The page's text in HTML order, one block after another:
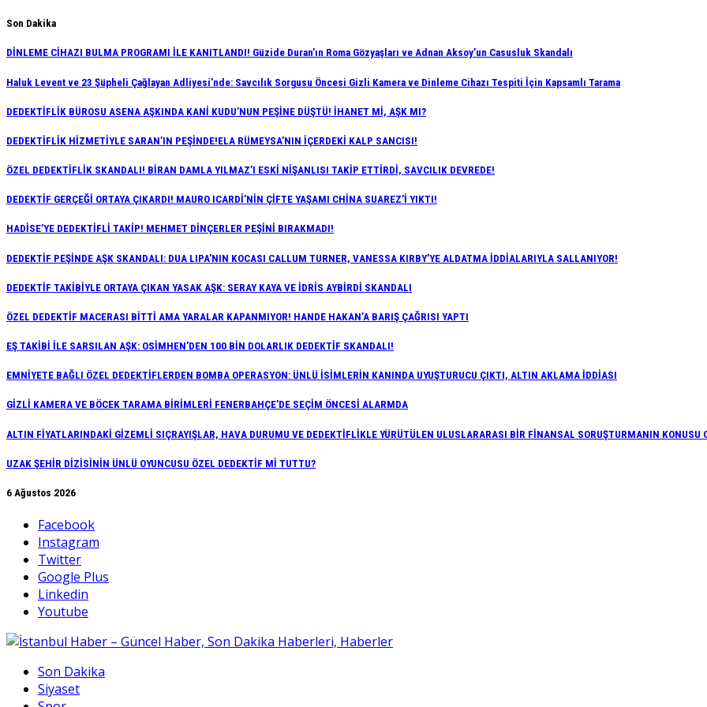
Skip
to
content
Son Dakika
DİNLEME CİHAZI BULMA PROGRAMI İLE KANITLANDI! Güzide Duran’ın Roma Gözyaşları ve Adnan Aksoy’un Casusluk Skandalı
Haluk Levent ve 23 Şüpheli Çağlayan Adliyesi’nde: Savcılık Sorgusu Öncesi Gizli Kamera ve Dinleme Cihazı Tespiti İçin Kapsamlı Tarama
DEDEKTİFLİK BÜROSU ASENA AŞKINDA KANİ KUDU’NUN PEŞİNE DÜŞTÜ! İHANET Mİ, AŞK MI?
DEDEKTİFLİK HİZMETİYLE SARAN’IN PEŞİNDE!ELA RÜMEYSA’NIN İÇERDEKİ KALP SANCISI!
ÖZEL DEDEKTİFLİK SKANDALI! BİRAN DAMLA YILMAZ’I ESKİ NİŞANLISI TAKİP ETTİRDİ, SAVCILIK DEVREDE!
DEDEKTİF GERÇEĞİ ORTAYA ÇIKARDI! MAURO ICARDİ’NİN ÇİFTE YAŞAMI CHİNA SUAREZ’İ YIKTI!
HADİSE’YE DEDEKTİFLİ TAKİP! MEHMET DİNÇERLER PEŞİNİ BIRAKMADI!
DEDEKTİF PEŞİNDE AŞK SKANDALI: DUA LIPA’NIN KOCASI CALLUM TURNER, VANESSA KIRBY’YE ALDATMA İDDİALARIYLA SALLANIYOR!
DEDEKTİF TAKİBİYLE ORTAYA ÇIKAN YASAK AŞK: SERAY KAYA VE İDRİS AYBİRDİ SKANDALI
ÖZEL DEDEKTİF MACERASI BİTTİ AMA YARALAR KAPANMIYOR! HANDE HAKAN’A BARIŞ ÇAĞRISI YAPTI
EŞ TAKİBİ İLE SARSILAN AŞK: OSİMHEN’DEN 100 BİN DOLARLIK DEDEKTİF SKANDALI!
EMNİYETE BAĞLI ÖZEL DEDEKTİFLERDEN BOMBA OPERASYON: ÜNLÜ İSİMLERİN KANINDA UYUŞTURUCU ÇIKTI, ALTIN AKLAMA İDDİASI
GİZLİ KAMERA VE BÖCEK TARAMA BİRİMLERİ FENERBAHÇE’DE SEÇİM ÖNCESİ ALARMDA
ALTIN FİYATLARINDAKİ GİZEMLİ SIÇRAYIŞLAR, HAVA DURUMU VE DEDEKTİFLİKLE YÜRÜTÜLEN ULUSLARARASI BİR FİNANSAL SORUŞTURMANIN KONUSU
UZAK ŞEHİR DİZİSİNİN ÜNLÜ OYUNCUSU ÖZEL DEDEKTİF Mİ TUTTU?
6 Ağustos 2026
Facebook
Instagram
Twitter
Google Plus
Linkedin
Youtube
Son Dakika
Siyaset